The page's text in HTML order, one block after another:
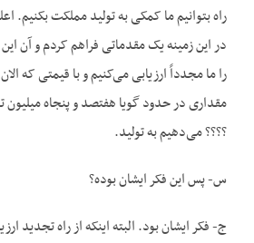
راه بتوانیم ما کمکی به تولید مملکت
در این زمینه یک مقدماتی فراهم کردم و آن
را ما مجدداً ارزیابی می‌کنیم و با قیمتی که
مقداری در حدود گویا هفتصد و پنجاه میلیون
؟؟؟؟ می‌دهیم به تولید.
س- پس این فکر ایشان بوده؟
ج- فکر ایشان بود. البته اینکه از راه تجدید